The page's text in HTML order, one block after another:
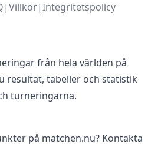
|Villkor|Integritetspolicy
från hela världen på
resultat, tabeller och statistik
turneringarna.
på matchen.nu? Kontakta